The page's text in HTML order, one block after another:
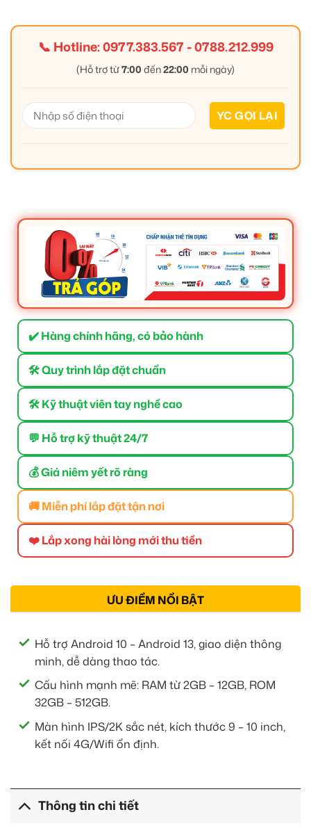
📞 Hotline:0977.383.567-0788.212.999
(Hỗ trợ từ7:00 đến22:00 mỗi ngày)
✔️ Hàng chính hãng, có bảo hành
🛠 Quy trình lắp đặt chuẩn
🛠 Kỹ thuật viên tay nghề cao
💬 Hỗ trợ kỹ thuật 24/7
💰 Giá niêm yết rõ ràng
🚚 Miễn phí lắp đặt tận nơi
❤️ Lắp xong hài lòng mới thu tiền
ƯU ĐIỂM NỔI BẬT
Hỗ trợ Android 10 – Android 13, giao diện thông
minh, dễ dàng thao tác.
Cấu hình mạnh mẽ: RAM từ 2GB – 12GB, ROM
32GB – 512GB.
Màn hình IPS/2K sắc nét, kích thước 9 – 10 inch,
kết nối 4G/Wifi ổn định.
Thông tin chi tiết